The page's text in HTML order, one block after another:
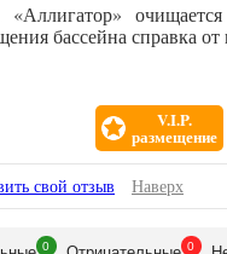
бассейна справка от
V.I.P.
размещение
свой отзыв Наверх
0 0